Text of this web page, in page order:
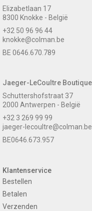
Elizabetlaan 17
8300 Knokke - België
+32 50 96 96 44
knokke@colman.be
BE 0646.670.789
Jaeger-LeCoultre Boutique
Schuttershofstraat 37
2000 Antwerpen - België
+32 3 269 99 99
jaeger-lecoultre@colman.be
BE0646.673.957
Klantenservice
Bestellen
Betalen
Verzenden